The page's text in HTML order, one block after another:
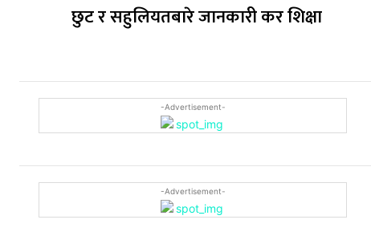
छुट र सहुलियतबारे जानकारी कर शिक्षा
-Advertisement-
-Advertisement-